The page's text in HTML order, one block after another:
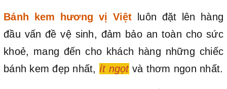
Bánh kem hương vị Việt luôn đặt lên hàng
đầu vấn đề vệ sinh, đảm bảo an toàn cho sức
khoẻ, mang đến cho khách hàng những chiếc
bánh kem đẹp nhất, ít ngọt và thơm ngon nhất.